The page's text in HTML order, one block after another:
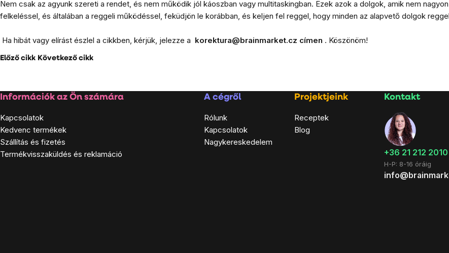
Nem csak az agyunk szereti a rendet, és nem működik jól káoszban vagy multitaskingban. Ezek azok a dolgok, amik nem
felkeléssel, és általában a reggeli működéssel, feküdjön le korábban, és keljen fel reggel, hogy minden az alapvető dolgok
Ha hibát vagy elírást észlel a cikkben, kérjük, jelezze a korektura@brainmarket.cz címen . Köszönöm!
Előző cikk Következő cikk
Lábléc
Információk az Ön számára
Kapcsolatok
Kedvenc termékek
Szállítás és fizetés
Termékvisszaküldés és reklamáció
A cégről
Rólunk
Kapcsolatok
Nagykereskedelem
Projektjeink
Receptek
Blog
Kontakt
+36 21 212 2010
H-P: 8-16 óráig